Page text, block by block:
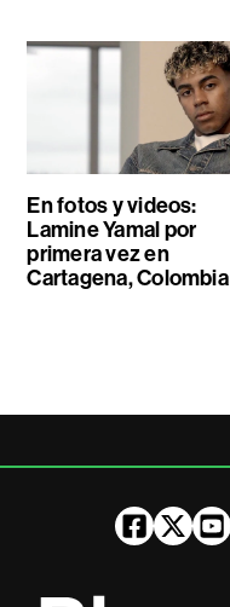
En fotos y videos:
Lamine Yamal por
primera vez en
Cartagena, Colombia